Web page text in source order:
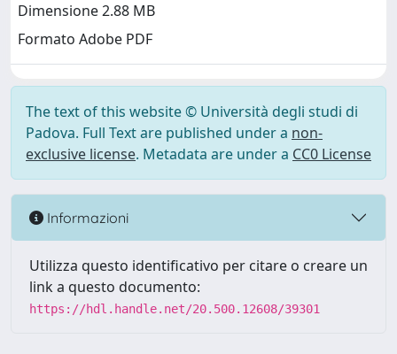
Dimensione 2.88 MB
Formato Adobe PDF
The text of this website © Università degli studi di
Padova. Full Text are published under a non-
exclusive license. Metadata are under a CC0 License
Informazioni
Utilizza questo identificativo per citare o creare un
link a questo documento:
https://hdl.handle.net/20.500.12608/39301